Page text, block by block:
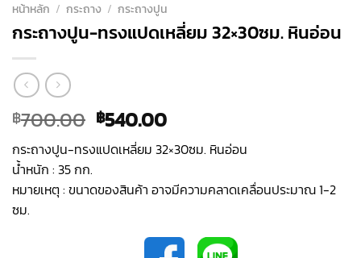
หน้าหลัก / กระถาง / กระถางปูน
กระถางปูน-ทรงแปดเหลี่ยม 32×30ซม. หินอ่อน
฿700.00 Original
price
was:
฿700.00.
฿540.00Current
price
is:
฿540.00.
กระถางปูน-ทรงแปดเหลี่ยม 32×30ซม. หินอ่อน
น้ำหนัก : 35 กก.
หมายเหตุ : ขนาดของสินค้า อาจมีความคลาดเคลื่อนประมาณ 1-2
ซม.